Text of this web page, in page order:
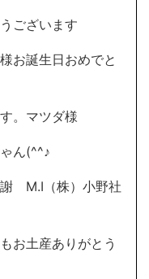
ございます
お誕生日おめでと
。マツダ様
ん(^^♪
謝 M.I（株）小野社
土産ありがとう